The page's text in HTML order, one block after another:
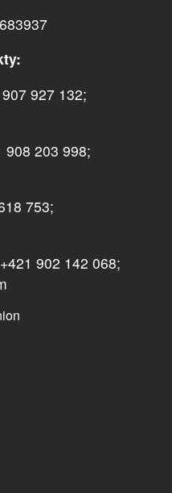
927 132;
908 203 998;
753;
902 142 068;